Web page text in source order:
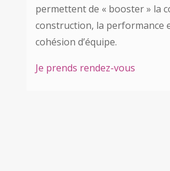
permettent de « booster » la
construction, la performance
cohésion d’équipe.
Je prends rendez-vous